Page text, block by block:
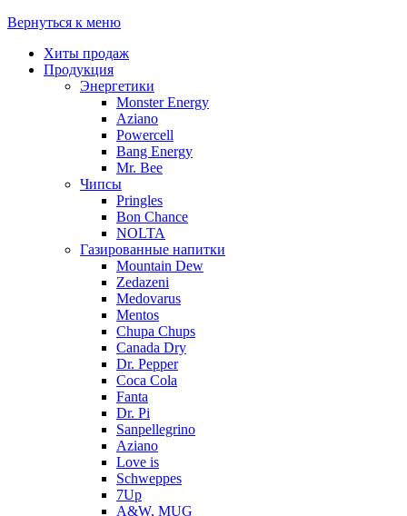
Вернуться к меню
Хиты продаж
Продукция
Энергетики
Monster Energy
Aziano
Powercell
Bang Energy
Mr. Bee
Чипсы
Pringles
Bon Chance
NOLTA
Газированные напитки
Mountain Dew
Zedazeni
Medovarus
Mentos
Chupa Chups
Canada Dry
Dr. Pepper
Coca Cola
Fanta
Dr. Pi
Sanpellegrino
Aziano
Love is
Schweppes
7Up
A&W, MUG